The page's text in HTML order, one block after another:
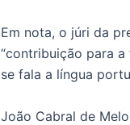
Em nota, o júri da
“contribuição para
se fala a língua
João Cabral de